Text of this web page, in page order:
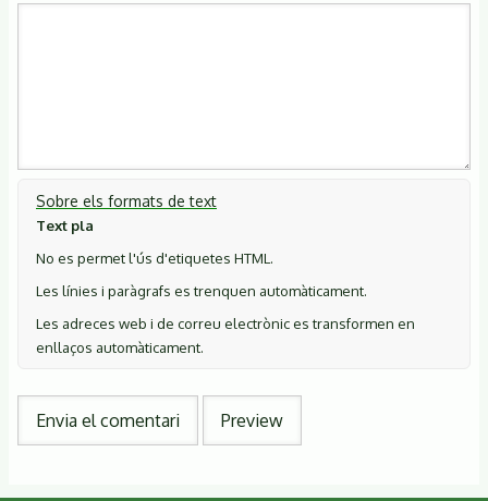
Sobre els formats de text
Text pla
No es permet l'ús d'etiquetes HTML.
Les línies i paràgrafs es trenquen automàticament.
Les adreces web i de correu electrònic es transformen en
enllaços automàticament.